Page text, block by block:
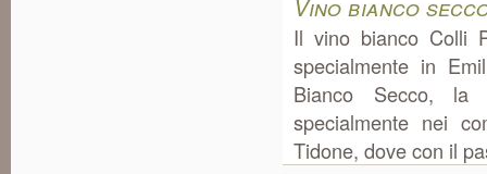
Vino bianco
Il vino bianco Colli
specialmente in
Bianco Secco, la
specialmente nei
Tidone, dove con il